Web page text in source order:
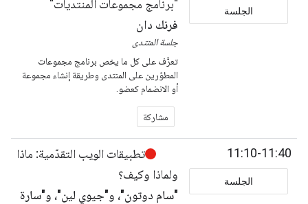
الجلسة
"برنامج مجموعات المنتديات"
فرنك دان
جلسة المنتدى
تعرَّف على كل ما يخص برنامج مجموعات
المطوّرين على المنتدى وطريقة إنشاء مجموعة
أو الانضمام كعضو.
مشاركة
11:10-11:40
الجلسة
تطبيقات الويب التقدّمية: ماذا
ولماذا وكيف؟
"سام دوتون"، و"جيوي لين"، و"سارة